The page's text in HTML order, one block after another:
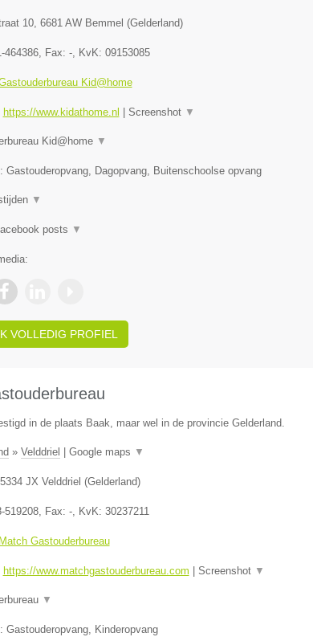
10, 6681 AW Bemmel (Gelderland)
464386, Fax: -, KvK: 09153085
Kid@home
https://www.kidathome.nl Screenshot ▼
Kid@home ▼
Gastouderopvang, Dagopvang, Buitenschoolse opvang
▼
posts ▼
VOLLEDIG PROFIEL
in de plaats Baak, maar wel in de provincie Gelderland.
» Velddriel Google maps ▼
5334 JX Velddriel (Gelderland)
519208, Fax: -, KvK: 30237211
Gastouderbureau
https://www.matchgastouderbureau.com Screenshot ▼
▼
Gastouderopvang, Kinderopvang